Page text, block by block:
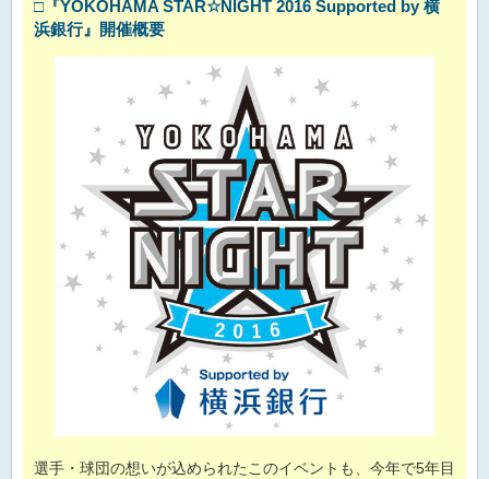
□ 『YOKOHAMA STAR☆NIGHT 2016 Supported by 横
浜銀行』開催概要
選手・球団の想いが込められたこのイベントも、今年で5年目